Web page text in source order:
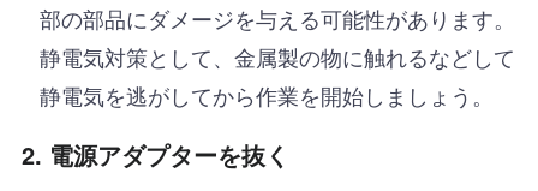
部の部品にダメージを与える可能性があります。
静電気対策として、金属製の物に触れるなどして
静電気を逃がしてから作業を開始しましょう。
2. 電源アダプターを抜く